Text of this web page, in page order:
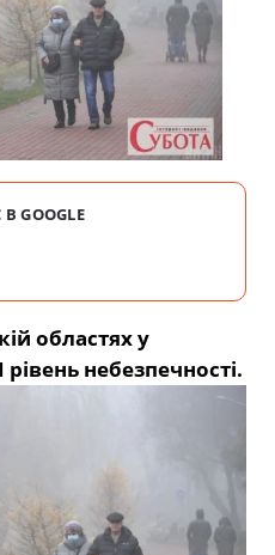
GOOGLE
областях у
небезпечності.